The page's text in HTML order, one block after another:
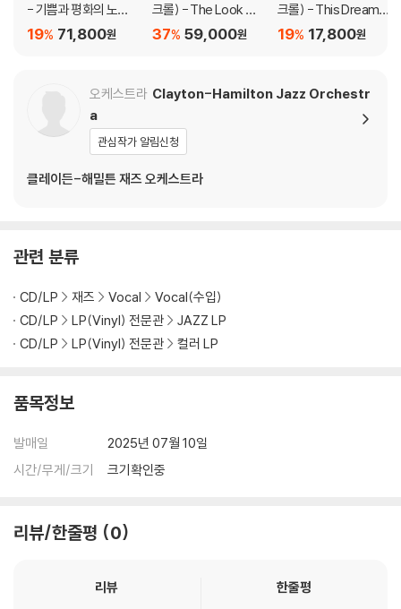
1) 컬러 디스크는 웹 이미지와 실제 색상이 차이가 날 수 있습니다.
2) 컬러 디스크의 특성상 제작 공정시 앨범마다 색상 차이가 나는 경우도
3) 컬러 디스크는 제작 과정에서 다른 색상 염료가 섞여 얼룩과 번짐, 반점
※ 반품/교환 안내
1) 불량으로 인한 반품/교환 요청 시에는 불량 확인을 위해 개봉 시의 동영
문의 바랍니다.
가 어려우므로 신중한 구매를 부탁드립니다.
- 기쁨과 평화의 노래
(Songs Of Joy & Pe
71,800원
19%
크롤) - The Look Of
Love [2LP]
59,000원
37%
크롤) - This Dream
Of You17,800원
19%
오케스트라 Clayton-Hamilton Jazz Orchestr
a
관심작가 알림신청
클레이든-해밀튼 재즈 오케스트라
관련 분류
CD/LP 재즈 Vocal
Vocal(수입)
CD/LP
LP(Vinyl) 전문관
JAZZ LP
CD/LP
LP(Vinyl) 전문관 컬러 LP
품목정보
발매일
2025년 07월 10일
시간/무게/크기
크기확인중
리뷰/한줄평 0
리뷰
한줄평